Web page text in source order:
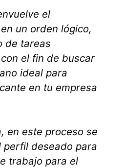
el
un orden lógico,
de tareas
el fin de buscar
ideal para
en tu empresa
en este proceso se
perfil deseado para
trabajo para el